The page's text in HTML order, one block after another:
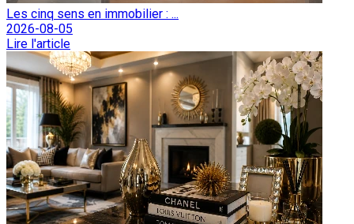
Les cinq sens en immobilier : ...
2026-08-05
Lire l'article